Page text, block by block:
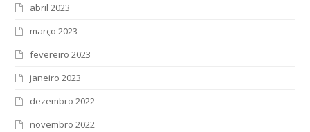
abril 2023
março 2023
fevereiro 2023
janeiro 2023
dezembro 2022
novembro 2022